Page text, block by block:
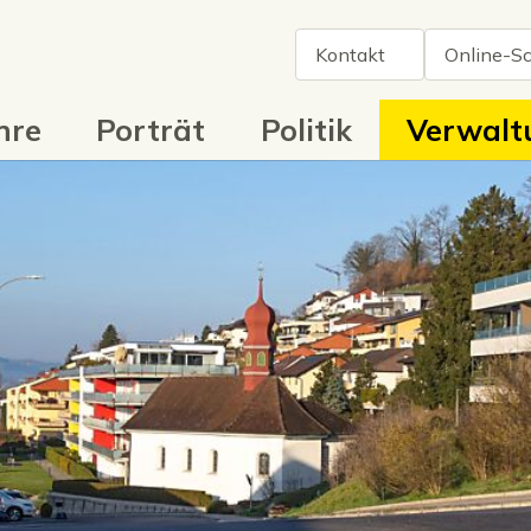
Kontakt Online-
Porträt
Porträt Politik
Politik Verwaltung